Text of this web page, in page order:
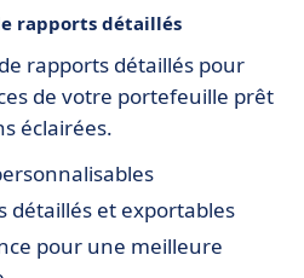
rapports détaillés
rapports détaillés pour
de votre portefeuille prêt
éclairées.
détaillés et exportables
pour une meilleure